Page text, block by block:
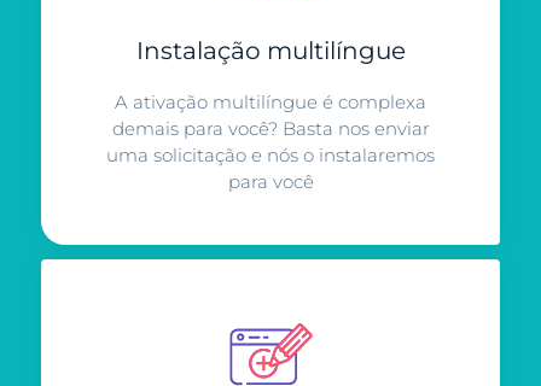
Instalação multilíngue
A ativação multilíngue é complexa
demais para você? Basta nos enviar
uma solicitação e nós o instalaremos
para você